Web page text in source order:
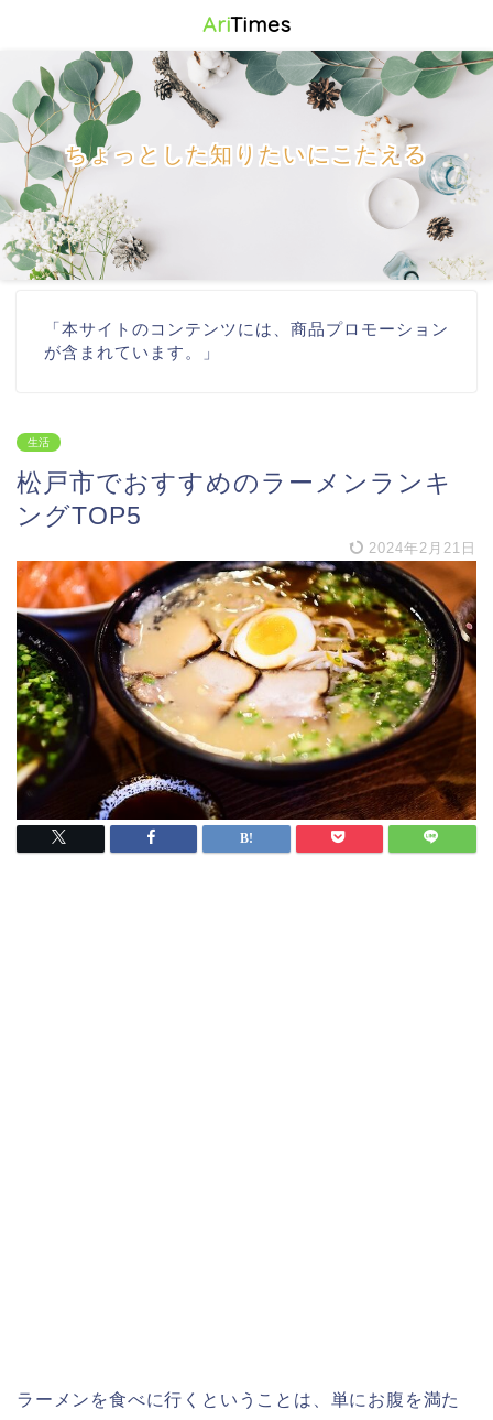
AriTimes
ちょっとした知りたいにこたえる
「本サイトのコンテンツには、商品プロモーション
が含まれています。」
生活
松戸市でおすすめのラーメンランキ
ングTOP5
2024年2月21日
ラーメンを食べに行くということは、単にお腹を満た